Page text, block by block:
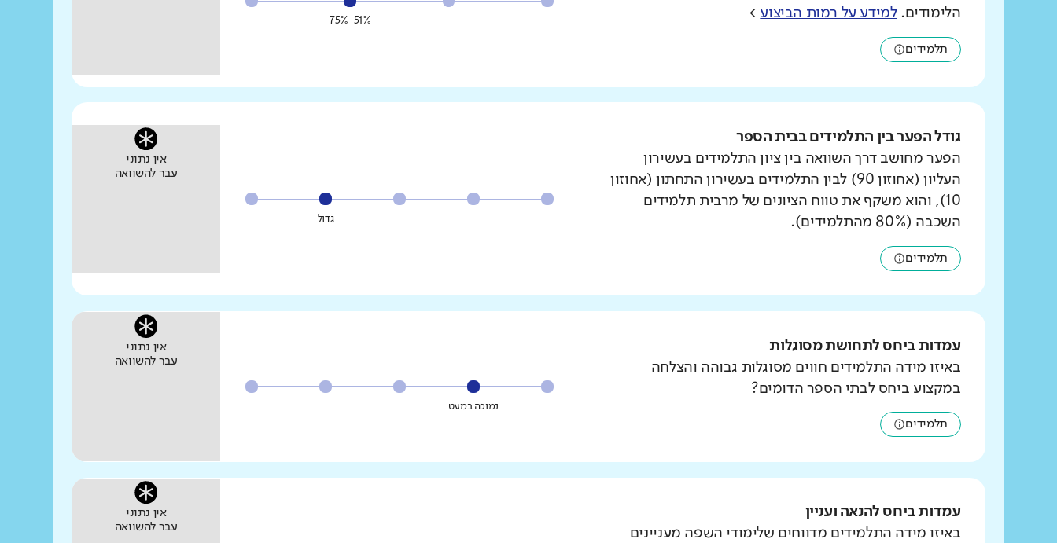
הלימודים.למידע על רמות הביצוע >
תלמידים
51%-75%
גודל הפער בין התלמידים בבית הספר
הפער מחושב דרך השוואה בין ציון התלמידים בעשירון
העליון (אחוזון 90) לבין התלמידים בעשירון התחתון (אחוזון
10), והוא משקף את טווח הציונים של מרבית תלמידים
השכבה (80% מהתלמידים).
תלמידים
גדול
אין נתוני
עבר להשוואה
עמדות ביחס לתחושת מסוגלות
באיזו מידה התלמידים חווים מסוגלות גבוהה והצלחה
במקצוע ביחס לבתי הספר הדומים?
תלמידים
נמוכה במעט
אין נתוני
עבר להשוואה
עמדות ביחס להנאה ועניין
באיזו מידה התלמידים מדווחים שלימודי השפה מעניינים
אין נתוני
עבר להשוואה